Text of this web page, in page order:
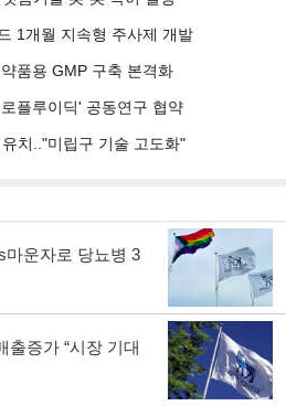
기
사
유
기
1개월 지속형 주사제 개발
품용 GMP 구축 본격화
플루이딕' 공동연구 협약
치.."미립구 기술 고도화"
마운자로 당뇨병 3
출증가 “시장 기대